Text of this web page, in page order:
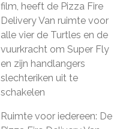
film, heeft de Pizza Fire
Delivery Van ruimte voor
alle vier de Turtles en de
vuurkracht om Super Fly
en zijn handlangers
slechteriken uit te
schakelen
Ruimte voor iedereen: De